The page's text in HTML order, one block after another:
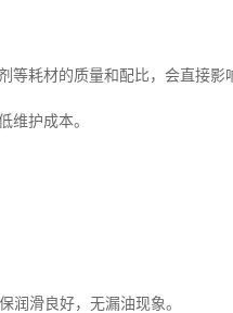
等耗材的质量和配比，会直接影
维护成本。
润滑良好，无漏油现象。